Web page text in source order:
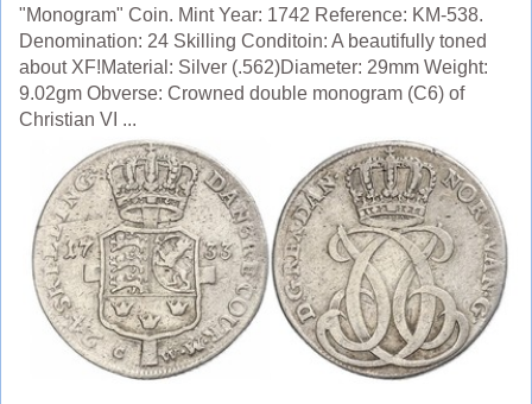
"Monogram" Coin. Mint Year: 1742 Reference: KM-538.
Denomination: 24 Skilling Conditoin: A beautifully toned
about XF!Material: Silver (.562)Diameter: 29mm Weight:
9.02gm Obverse: Crowned double monogram (C6) of
Christian VI ...